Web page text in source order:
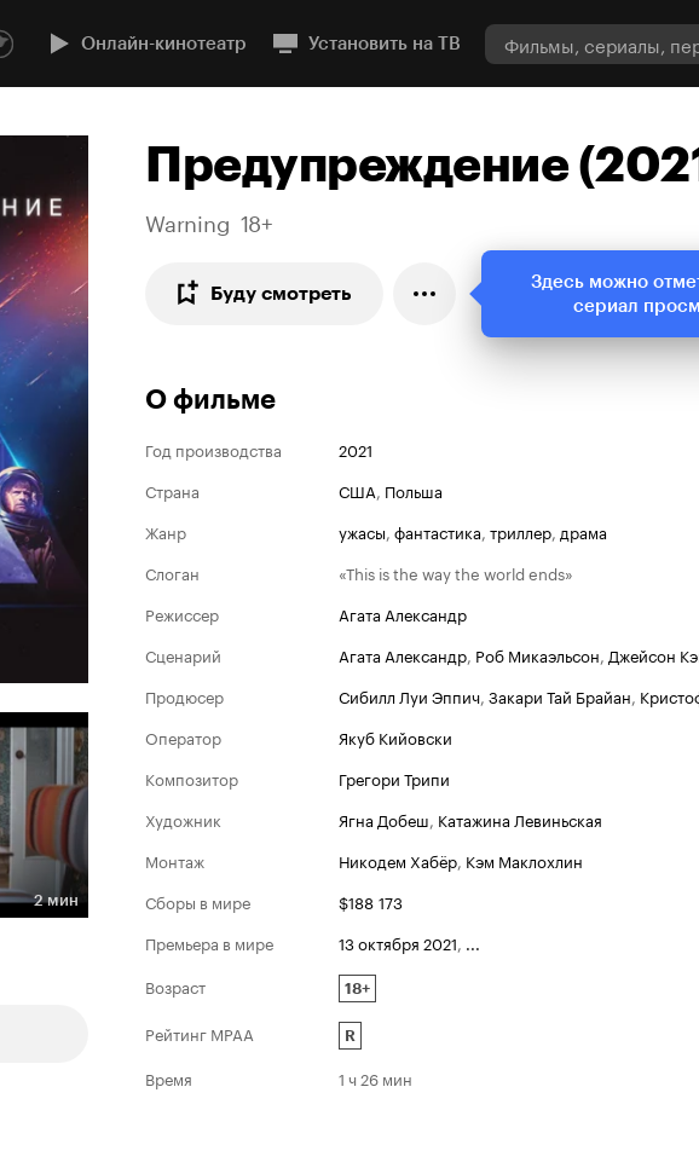
Онлайн-кинотеатр Установить на ТВ
2 мин
Предупреждение
Warning 18+
Буду смотреть
О фильме
Год производства
2021
Страна
США, Польша
Жанр
ужасы, фантастика, триллер, драма
Слоган
«This is the way the world ends»
Режиссер
Агата Александр
Сценарий
Агата Александр, Роб Микаэльсон, Джейсон
Продюсер
Сибилл Луи Эппич, Закари Тай Брайан,
Оператор
Якуб Кийовски
Композитор
Грегори Трипи
Художник
Ягна Добеш, Катажина Левиньская
Монтаж
Никодем Хабёр, Кэм Маклохлин
Сборы в мире
$188 173
Премьера в мире
13 октября 2021, ...
Возраст
18+
Рейтинг MPAA R
Время 1 ч 26 мин
Здесь можно
сериал